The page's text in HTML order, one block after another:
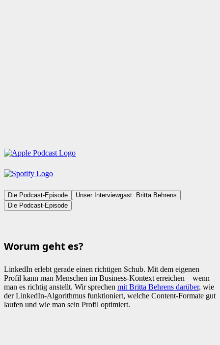
Die Podcast-Episode
Unser Interviewgast: Britta Behrens
Die Podcast-Episode
Worum geht es?
LinkedIn erlebt gerade einen richtigen Schub. Mit dem eigenen
Profil kann man Menschen im Business-Kontext erreichen – wenn
man es richtig anstellt. Wir sprechen mit Britta Behrens darüber, wie
der LinkedIn-Algorithmus funktioniert, welche Content-Formate gut
laufen und wie man sein Profil optimiert.